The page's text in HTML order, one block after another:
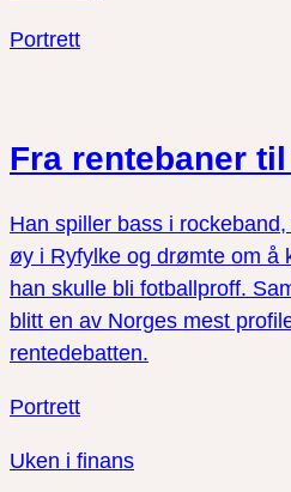
Portrett
Fra rentebaner
Han spiller bass i
øy i Ryfylke og drømte om å
han skulle bli fotballproff.
blitt en av Norges mest
rentedebatten.
Portrett
Uken i finans